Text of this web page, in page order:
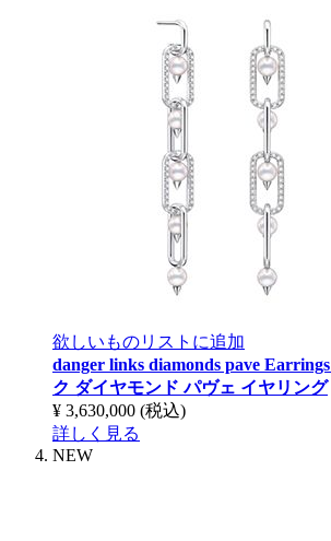
欲しいものリストに追加
danger links diamonds pave Earrings
ク ダイヤモンド パヴェ イヤリング
¥ 3,630,000 (税込)
詳しく見る
NEW